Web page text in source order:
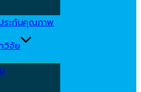
ระกันคุณภาพ
วิจัย